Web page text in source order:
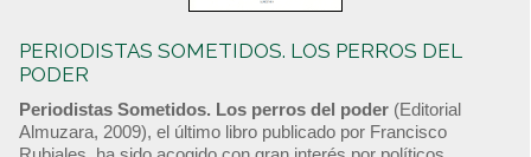
PERIODISTAS SOMETIDOS. LOS PERROS DEL
PODER
Periodistas Sometidos. Los perros del poder (Editorial
Almuzara, 2009), el último libro publicado por Francisco